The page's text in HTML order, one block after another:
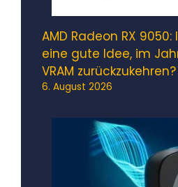
AMD Radeon RX
eine gute Idee, im
VRAM zurückzukehren?
6. August 2026